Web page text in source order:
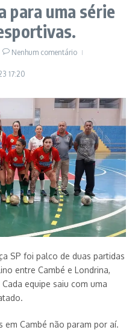
para uma série
Nenhum comentário
17:20
SP foi palco de duas partidas
entre Cambé e Londrina,
equipe saiu com uma
em Cambé não param por aí.